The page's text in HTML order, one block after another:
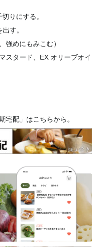
りにする。
す。
強めにもみこむ）
スタード、EX オリーブオイ
配」はこちらから。